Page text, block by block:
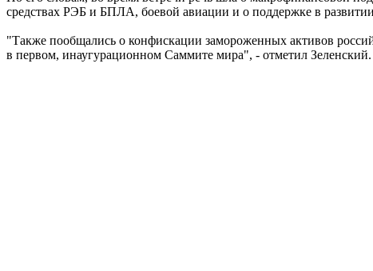
средствах РЭБ и БПЛА, боевой авиации и о поддержке в
"Также пообщались о конфискации замороженных активов
в первом, инаугурационном Саммите мира", - отметил Зеленский.